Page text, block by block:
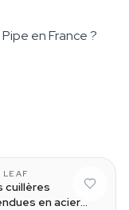
en France ?
LEAF
cuillères
en acier